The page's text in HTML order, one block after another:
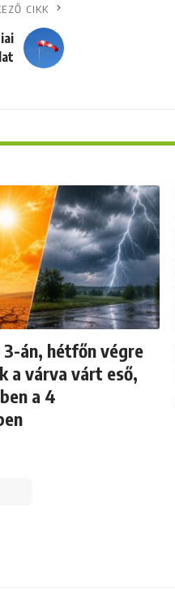
CIKK
án, hétfőn végre
a várva várt eső,
a 4